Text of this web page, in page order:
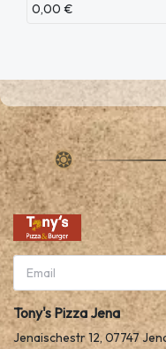
0,00 €
Tony's Pizza Jena
Jenaischestr 12, 07747